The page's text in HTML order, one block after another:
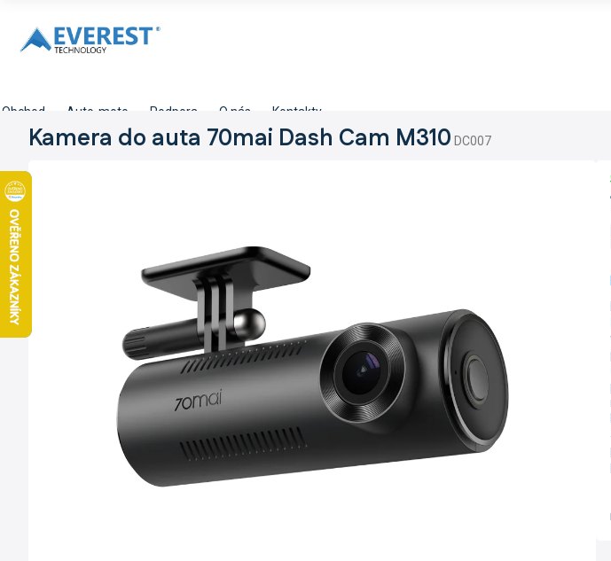
obsah
Obchod Auto-moto Podpora O nás Kontakty
Kamera do auta 70mai Dash Cam M310 DC007